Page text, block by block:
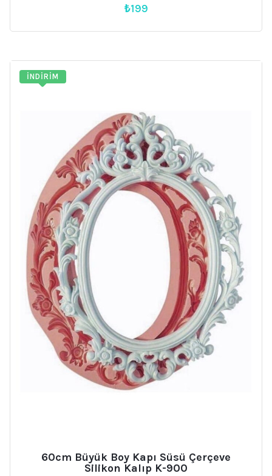
₺199
İNDIRIM
60cm Büyük Boy Kapı Süsü Çerçeve
Silikon Kalıp K-900